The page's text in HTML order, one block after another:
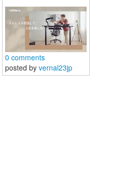
0 comments
posted by vernal23jp
laser boutique
laser-vert-5000mw-
laser-bleu-surpuissant-